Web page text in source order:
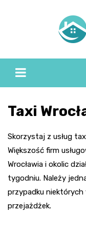
Taxi
Skorzystaj z usług
Większość firm
Wrocławia i okolic
tygodniu. Należy
przypadku
przejażdżek.